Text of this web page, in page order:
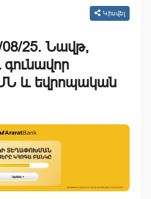
Կիսվել
25. Նավթ,
և եվրոպական